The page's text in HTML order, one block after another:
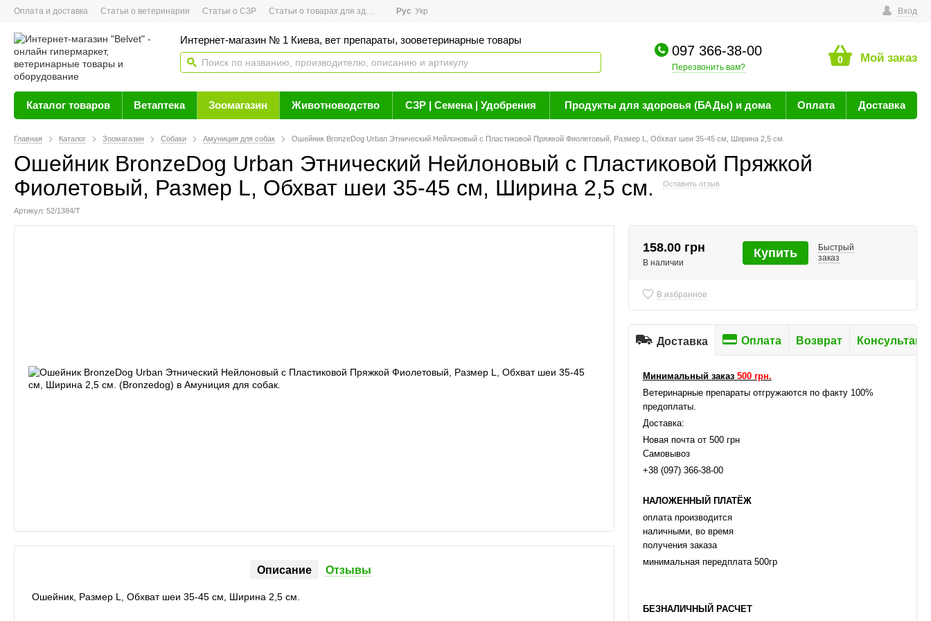
Оплата и доставка Статьи о ветеринарии Статьи о СЗР Статьи о товарах для здоровья Новости Вход
Рус Укр
Интернет-магазин № 1 Киева, вет препараты, зооветеринарные товары
097 366-38-00
Перезвонить вам?
0 Мой заказ
Каталог товаров Ветаптека Зоомагазин Животноводство СЗР | Семена | Удобрения Продукты для здоровья (БАДы) и дома Оплата Доставка
Главная Каталог Зоомагазин Собаки Амуниция для собак Ошейник BronzeDog Urban Этнический Нейлоновый c Пластиковой Пряжкой Фиолетовый, Размер L, Обхват шеи 35-45 см, Ширина 2,5 см.
Ошейник BronzeDog Urban Этнический Нейлоновый c Пластиковой Пряжкой
Фиолетовый, Размер L, Обхват шеи 35-45 см, Ширина 2,5 см.
Оставить отзыв
Артикул: 52/1384/Т
Описание Отзывы
Ошейник, Размер L, Обхват шеи 35-45 см, Ширина 2,5 см.
158.00 грн
В наличии
Купить
Быстрый
заказ
В избранное
Доставка Оплата Возврат
Минимальный заказ 500 грн.
Ветеринарные препараты отгружаются по факту 100%
предоплаты.
Доставка:
Новая почта от 500 грн
Самовывоз
+38 (097) 366-38-00
НАЛОЖЕННЫЙ ПЛАТЁЖ
оплата производится
наличными, во время
получения заказа
минимальная передплата 500гр
БЕЗНАЛИЧНЫЙ РАСЧЕТ